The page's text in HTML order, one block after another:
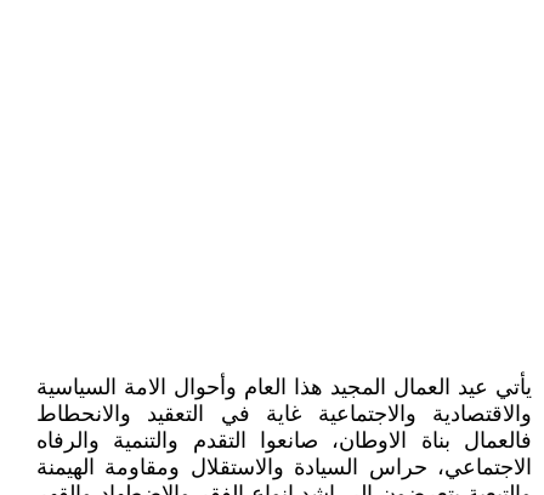
يأتي عيد العمال المجيد هذا العام وأحوال الامة السياسية
والاقتصادية والاجتماعية غاية في التعقيد والانحطاط
فالعمال بناة الاوطان، صانعوا التقدم والتنمية والرفاه
الاجتماعي، حراس السيادة والاستقلال ومقاومة الهيمنة